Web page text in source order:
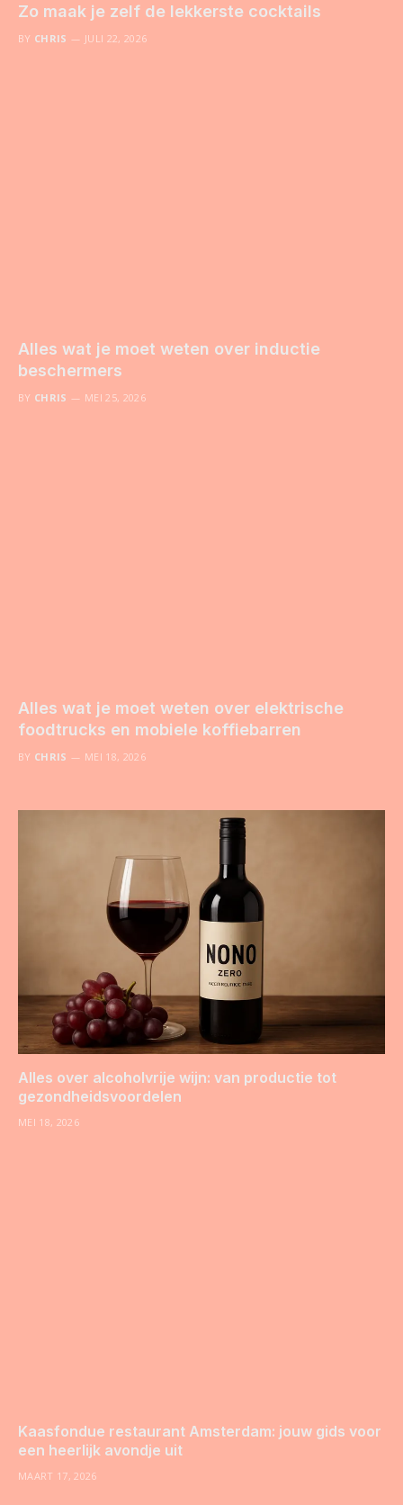
Zo maak je zelf de lekkerste cocktails
BY CHRIS JULI 22, 2026
Alles wat je moet weten over inductie
beschermers
BY CHRIS MEI 25, 2026
Alles wat je moet weten over elektrische
foodtrucks en mobiele koffiebarren
BY CHRIS MEI 18, 2026
Alles over alcoholvrije wijn: van productie tot
gezondheidsvoordelen
MEI 18, 2026
Kaasfondue restaurant Amsterdam: jouw gids voor
een heerlijk avondje uit
MAART 17, 2026